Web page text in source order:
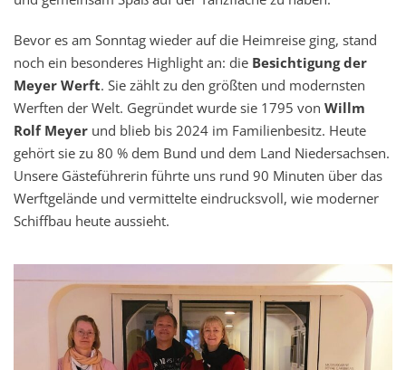
Bevor es am Sonntag wieder auf die Heimreise ging, stand
noch ein besonderes Highlight an: die Besichtigung der
Meyer Werft. Sie zählt zu den größten und modernsten
Werften der Welt. Gegründet wurde sie 1795 von Willm
Rolf Meyer und blieb bis 2024 im Familienbesitz. Heute
gehört sie zu 80 % dem Bund und dem Land Niedersachsen.
Unsere Gästeführerin führte uns rund 90 Minuten über das
Werftgelände und vermittelte eindrucksvoll, wie moderner
Schiffbau heute aussieht.